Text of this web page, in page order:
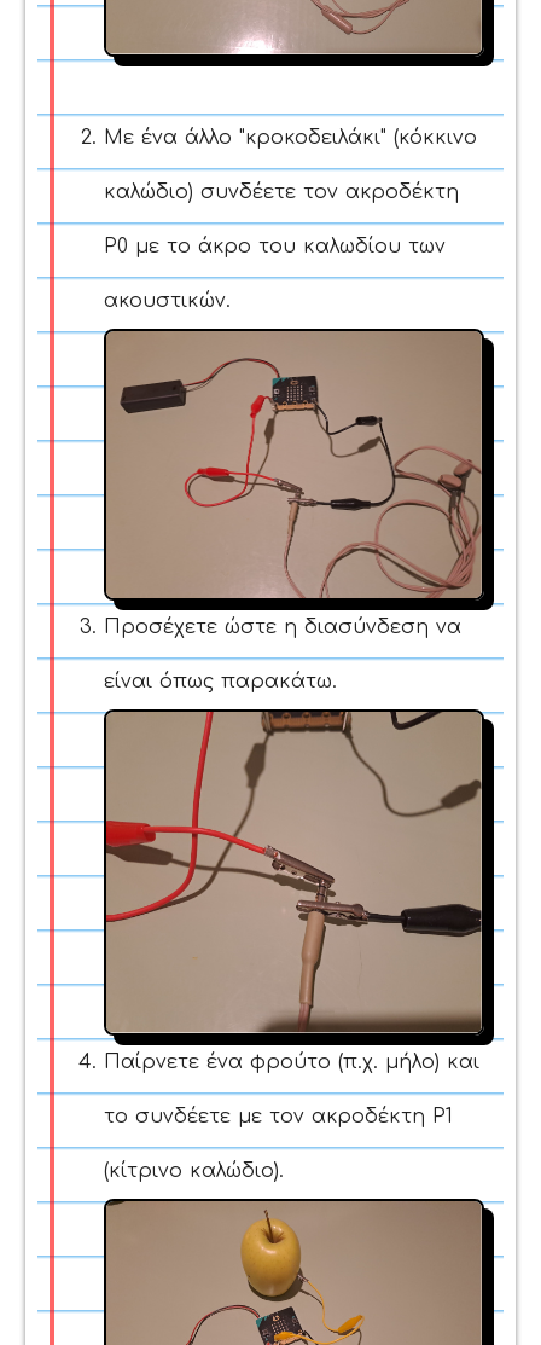
Με ένα άλλο "κροκοδειλάκι" (κόκκινο
καλώδιο) συνδέετε τον ακροδέκτη
P0 με το άκρο του καλωδίου των
ακουστικών.
Προσέχετε ώστε η διασύνδεση να
είναι όπως παρακάτω.
Παίρνετε ένα φρούτο (π.χ. μήλο) και
το συνδέετε με τον ακροδέκτη P1
(κίτρινο καλώδιο).